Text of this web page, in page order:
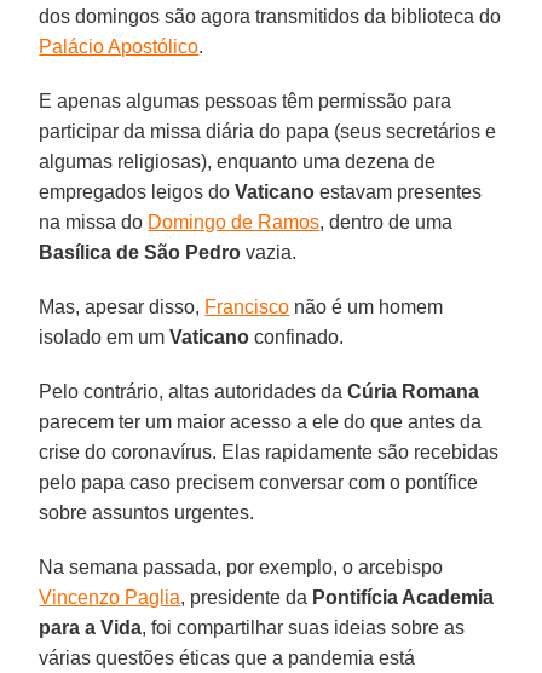
dos domingos são agora transmitidos da biblioteca do
Palácio Apostólico.
E apenas algumas pessoas têm permissão para
participar da missa diária do papa (seus secretários e
algumas religiosas), enquanto uma dezena de
empregados leigos doVaticano estavam presentes
na missa do Domingo de Ramos, dentro de uma
Basílica de São Pedro vazia.
Mas, apesar disso, Francisco não é um homem
isolado em umVaticano confinado.
Pelo contrário, altas autoridades daCúria Romana
parecem ter um maior acesso a ele do que antes da
crise do coronavírus. Elas rapidamente são recebidas
pelo papa caso precisem conversar com o pontífice
sobre assuntos urgentes.
Na semana passada, por exemplo, o arcebispo
Vincenzo Paglia, presidente da Pontifícia Academia
para a Vida, foi compartilhar suas ideias sobre as
várias questões éticas que a pandemia está